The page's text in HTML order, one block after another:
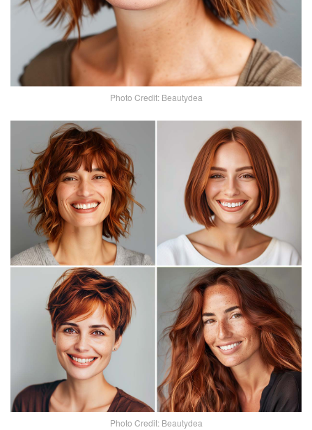
Photo Credit: Beautydea
Photo Credit: Beautydea